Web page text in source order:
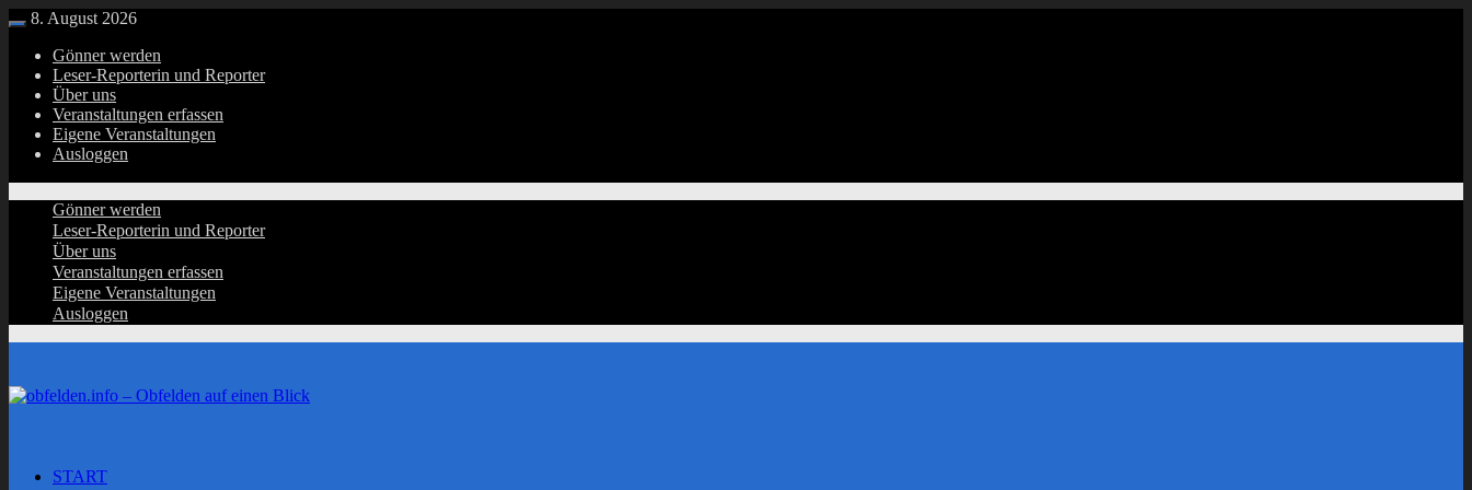
Zurück
Inhalt
Menü
8. August 2026
Gönner werden
Leser-Reporterin und Reporter
Über uns
Veranstaltungen erfassen
Eigene Veranstaltungen
Ausloggen
Gönner werden
Leser-Reporterin und Reporter
Über uns
Veranstaltungen erfassen
Eigene Veranstaltungen
Ausloggen
START